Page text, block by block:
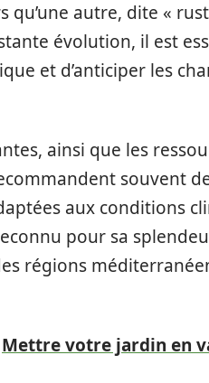
qu’une autre, dite «
évolution, il est
et d’anticiper les
ainsi que les
souvent
aux conditions
pour sa
régions
Mettre votre jardin en